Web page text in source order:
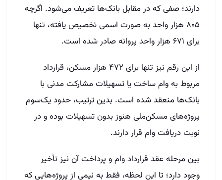
دارند؛ صفی که در مقابل بانک‌ها تعریف می‌شود. اگرچه
۸۰۵ هزار واحد به صورت اسمی تخصیص یافته، تنها
برای ۶۷۱ هزار واحد پروانه صادر شده است.
از این رقم نیز تنها برای ۴۷۲ هزار مسکن، قرارداد
مربوط به وام ساخت یا تسهیلات مشارکت مدنی با
بانک‌ها منعقد شده است. بدین ترتیب، حدود یک‌سوم
پروژه‌های مسکن‌ملی هنوز بدون تسهیلات بوده و در
نوبت دریافت وام قرار دارند.
بین مرحله عقد قرارداد وام و پرداخت آن نیز تأخیر
وجود دارد؛ تا این لحظه، فقط به نیمی از پروژه‌هایی که